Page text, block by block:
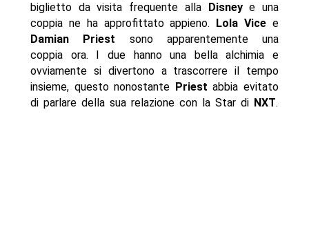
biglietto da visita frequente alla
Disneye una
coppia ne ha approfittato appieno. Lola Vice e
Damian Priest sono apparentemente una
coppia ora. I due hanno una bella alchimia e
ovviamente si divertono a trascorrere il tempo
insieme, questo nonostante Priest abbia evitato
di parlare della sua relazione con la Star di NXT.